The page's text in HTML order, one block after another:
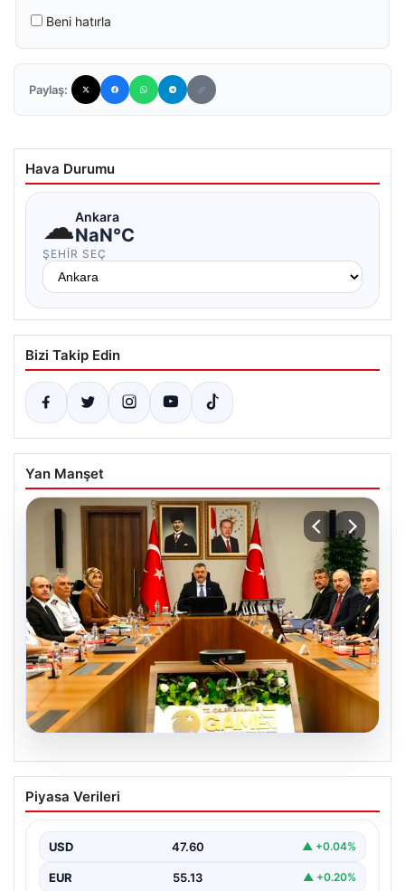
Beni hatırla
Paylaş:
Hava Durumu
☁Ankara
NaN°C
ŞEHIR SEÇ
Bizi Takip Edin
Yan Manşet
Organize suçla mücadele toplantısı.
İçişleri Bakanı Çiftçi: Hiçbir suç
Piyasa Verileri
USD 47.60 ▲ +0.04%
EUR 55.13 ▲ +0.20%